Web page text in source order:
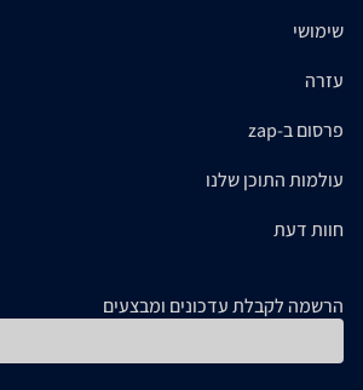
שימושי
עזרה
פרסום ב-zap
עולמות התוכן שלנו
חוות דעת
הרשמה לקבלת עדכונים ומבצעים